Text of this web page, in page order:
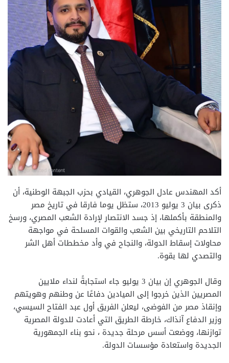
أكد المهندس عادل الجوهري، القيادي بحزب الجبهة الوطنية، أن
ذكرى بيان 3 يوليو 2013، ستظل يوما فارقا في تاريخ مصر
والمنطقة بأكملها، إذ جسد الانتصار لإرادة الشعب المصري، ورسخ
التلاحم التاريخي بين الشعب والقوات المسلحة في مواجهة
محاولات إسقاط الدولة، والنجاح في وأد مخططات أهل الشر
والتصدي لها بقوة.
وقال الجوهري إن بيان 3 يوليو جاء استجابةً لنداء ملايين
المصريين الذين خرجوا إلى الميادين دفاعًا عن وطنهم وهويتهم
وإنقاذ مصر من الفوضى، ليعلن الفريق أول عبد الفتاح السيسي،
وزير الدفاع آنذاك، خارطة الطريق التي أعادت للدولة المصرية
توازنها، ووضعت أسس مرحلة جديدة ، نحو بناء الجمهورية
الجديدة واستعادة مؤسسات الدولة.